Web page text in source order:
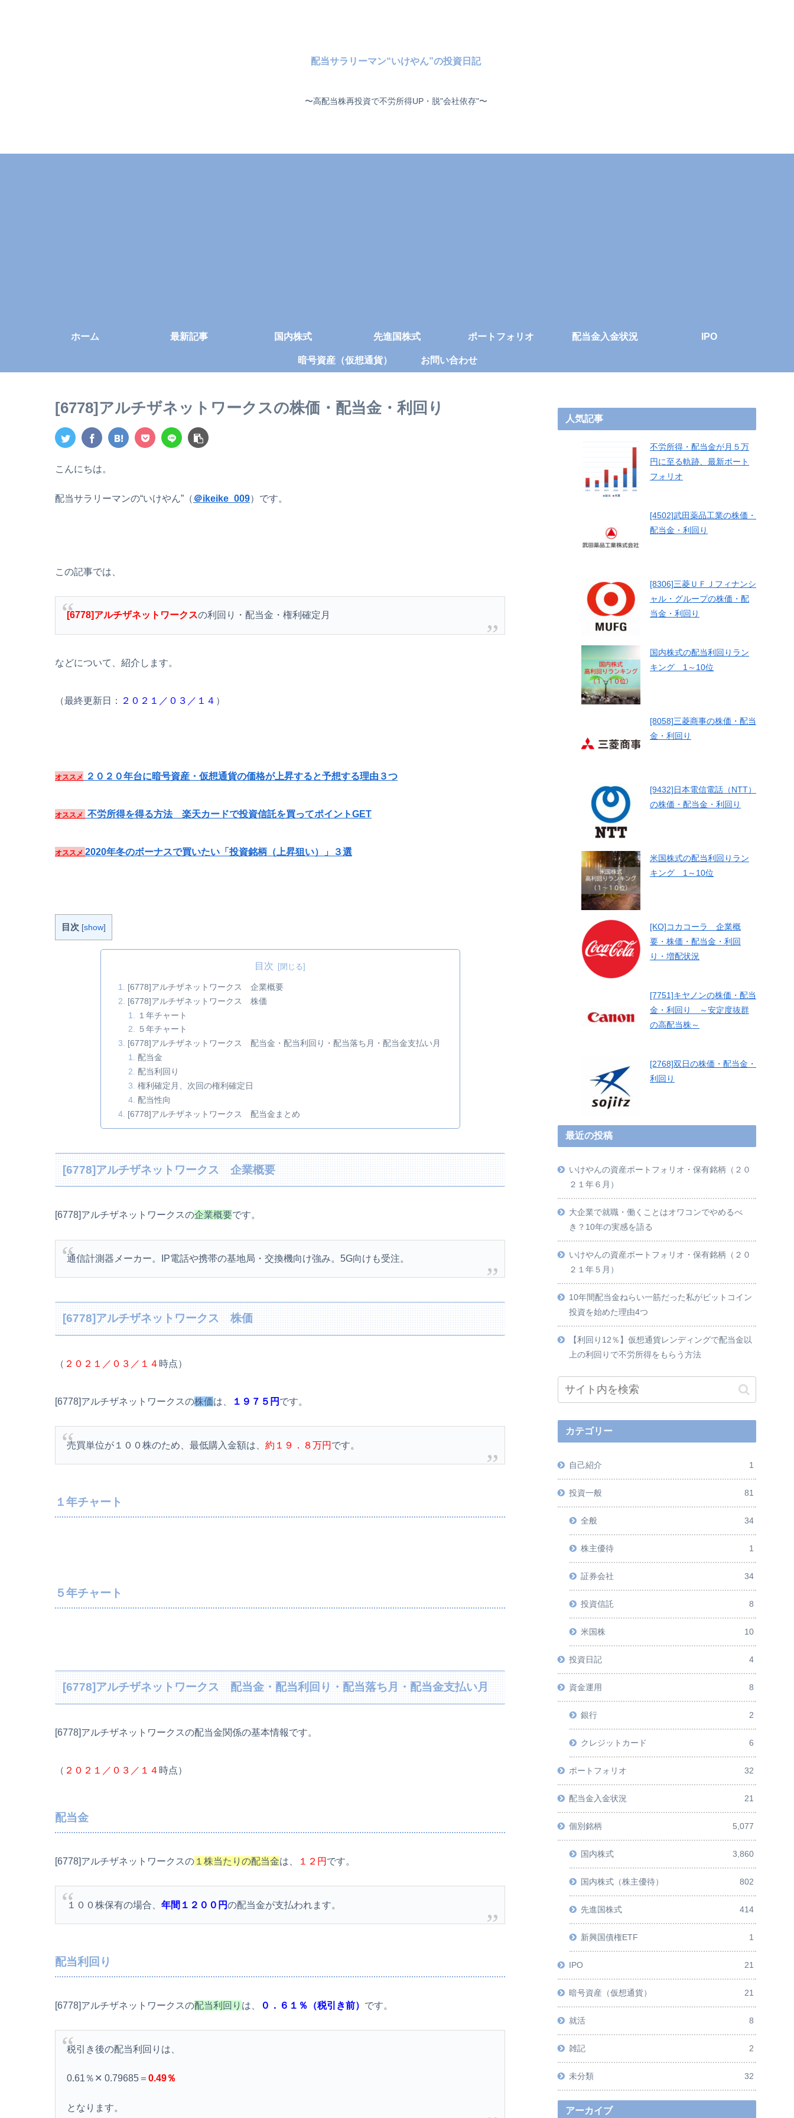
配当サラリーマン“いけやん”の投資日記 ​
〜高配当株再投資で不労所得UP・脱"会社依存"〜 ​
ホーム 最新記事 国内株式 先進国株式 ポートフォリオ 配当金入金状況 IPO
暗号資産（仮想通貨） お問い合わせ
[6778]アルチザネットワークスの株価・配当金・利回り
こんにちは。
配当サラリーマンの“いけやん”（ ＠ikeike_009）です。
この記事では、
[6778]アルチザネットワークスの利回り・配当金・権利確定月
などについて、紹介します。
（最終更新日： ２０２１／０３／１４ ）
オススメ ２０２０年台に暗号資産・仮想通貨の価格が上昇すると予想する理由３つ
オススメ 不労所得を得る方法 楽天カードで投資信託を買ってポイントGET
オススメ 2020年冬のボーナスで買いたい「投資銘柄（上昇狙い）」３選
目次 [show]
目次
[6778]アルチザネットワークス 企業概要
[6778]アルチザネットワークス 株価
１年チャート
５年チャート
[6778]アルチザネットワークス 配当金・配当利回り・配当落ち月・配当金支払い月
配当金
配当利回り
権利確定月、次回の権利確定日
配当性向
[6778]アルチザネットワークス 配当金まとめ
[6778]アルチザネットワークス 企業概要
[6778]アルチザネットワークスの企業概要です。
通信計測器メーカー。IP電話や携帯の基地局・交換機向け強み。5G向けも受注。
[6778]アルチザネットワークス 株価
（ ２０２１／０３／１４ 時点）
[6778]アルチザネットワークスの株価は、 １９７５円 です。
売買単位が１００株のため、最低購入金額は、約１９．８万円 です。
１年チャート
５年チャート
[6778]アルチザネットワークス 配当金・配当利回り・配当落ち月・配当金支払い月
[6778]アルチザネットワークスの配当金関係の基本情報です。
（ ２０２１／０３／１４ 時点）
配当金
[6778]アルチザネットワークスの １株当たりの配当金は、 １２円 です。
１００株保有の場合、年間１２００円の配当金が支払われます。
配当利回り
[6778]アルチザネットワークスの配当利回り は、 ０．６１％（税引き前） です。
税引き後の配当利回りは、
0.61％✕ 0.79685＝0.49％
となります。
人気記事
不労所得・配当金が月５万
円に至る軌跡、最新ポート
フォリオ
[4502]武田薬品工業の株価・
配当金・利回り
[8306]三菱ＵＦＪフィナンシ
ャル・グループの株価・配
当金・利回り
国内株式の配当利回りラン
キング 1～10位
[8058]三菱商事の株価・配当
金・利回り
[9432]日本電信電話（NTT）
の株価・配当金・利回り
米国株式の配当利回りラン
キング 1～10位
[KO]コカコーラ 企業概
要・株価・配当金・利回
り・増配状況
[7751]キヤノンの株価・配当
金・利回り ～安定度抜群
の高配当株～
[2768]双日の株価・配当金・
利回り
最近の投稿
いけやんの資産ポートフォリオ・保有銘柄（２０
２１年６月）
大企業で就職・働くことはオワコンでやめるべ
き？10年の実感を語る
いけやんの資産ポートフォリオ・保有銘柄（２０
２１年５月）
10年間配当金ねらい一筋だった私がビットコイン
投資を始めた理由4つ
【利回り12％】仮想通貨レンディングで配当金以
上の利回りで不労所得をもらう方法
カテゴリー
自己紹介 1
投資一般 81
全般 34
株主優待 1
証券会社 34
投資信託 8
米国株 10
投資日記 4
資金運用 8
銀行 2
クレジットカード 6
ポートフォリオ 32
配当金入金状況 21
個別銘柄 5,077
国内株式 3,860
国内株式（株主優待） 802
先進国株式 414
新興国債権ETF 1
IPO 21
暗号資産（仮想通貨） 21
就活 8
雑記 2
未分類 32
アーカイブ